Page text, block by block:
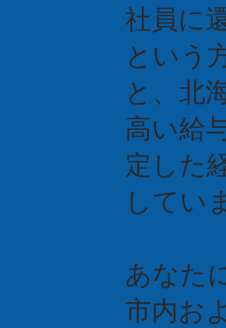
社員に
という
と、北
高い給
定した
してい
あなた
市内お